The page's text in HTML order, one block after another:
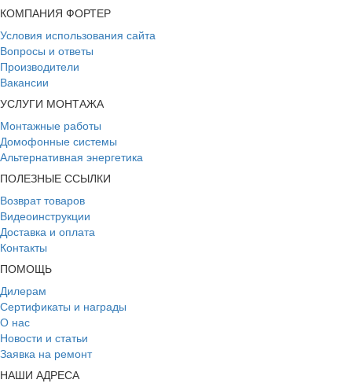
КОМПАНИЯ ФОРТЕР
Условия использования сайта
Вопросы и ответы
Производители
Вакансии
УСЛУГИ МОНТАЖА
Монтажные работы
Домофонные системы
Альтернативная энергетика
ПОЛЕЗНЫЕ ССЫЛКИ
Возврат товаров
Видеоинструкции
Доставка и оплата
Контакты
ПОМОЩЬ
Дилерам
Сертификаты и награды
О нас
Новости и статьи
Заявка на ремонт
НАШИ АДРЕСА